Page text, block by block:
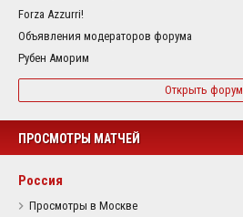
Forza Azzurri!
Объявления модераторов форума
Рубен Аморим
Открыть форум
ПРОСМОТРЫ МАТЧЕЙ
Россия
Просмотры в Москве